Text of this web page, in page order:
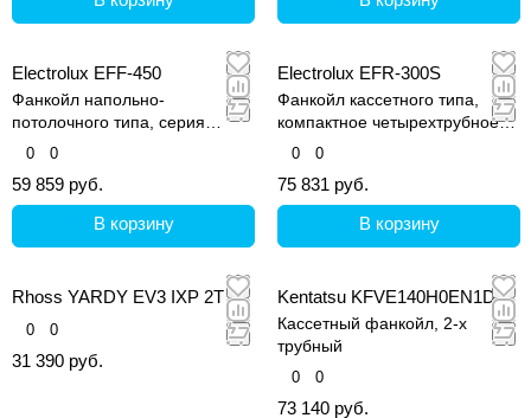
Electrolux EFF-450
Фанкойл напольно-
потолочного типа, серия
CARRYFIT
0 0
59 859 руб.
В корзину
Electrolux EFR-300S
Фанкойл кассетного типа,
компактное четырехтрубное
исполнение, серия
0 0
75 831 руб.
В корзину
Rhoss YARDY EV3 IXP 2T 25
0 0
31 390 руб.
Kentatsu KFVE140H0EN1D
Кассетный фанкойл, 2-х
трубный
0 0
73 140 руб.